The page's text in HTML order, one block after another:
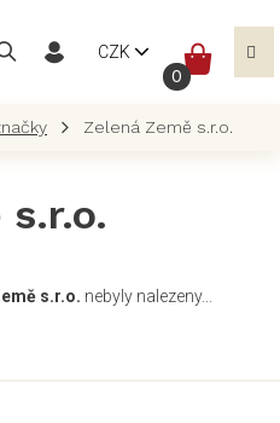
CZK
Zelená Země s.r.o.
s.r.o.
s.r.o. nebyly nalezeny...